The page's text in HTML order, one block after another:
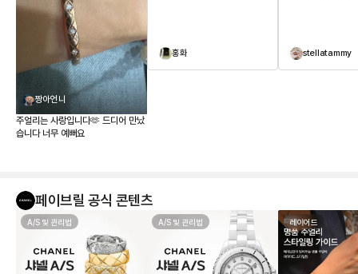
짱아언니
주얼리는 사랑입니다🫶 드디어 만났
습니다 너무 예뻐요
홍화 stellatammy
페이브릴 공식 콘텐츠
A/S 및 관리법 A/S 및 관리법 레이어드